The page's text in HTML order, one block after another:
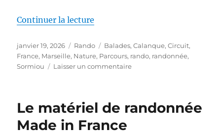
Continuer la lecture
Publié
le
janvier 19, 2026 Catégories
Rando Étiquettes
Balades,Calanque,Circuit,
France, Marseille, Nature, Parcours, rando, randonnée,
Sormiou
Laisser un commentairesur
–
Le matériel de randonnée
Made in France